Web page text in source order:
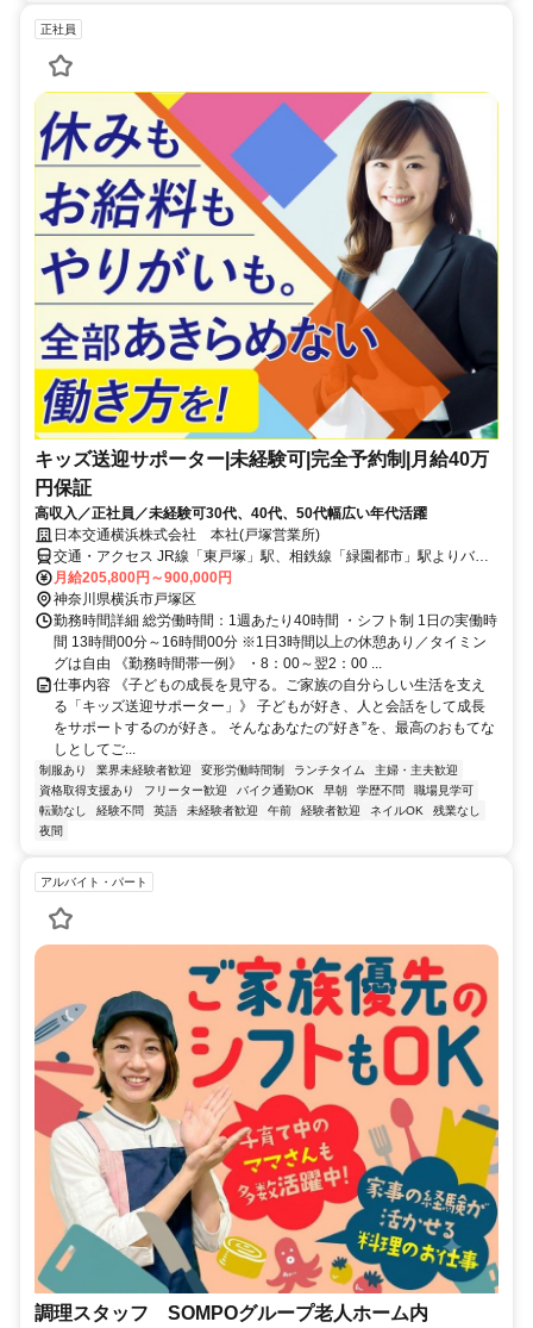
正社員
キッズ送迎サポーター|未経験可|完全予約制|月給40万
円保証
高収入／正社員／未経験可30代、40代、50代幅広い年代活躍
日本交通横浜株式会社 本社(戸塚営業所)
交通・アクセス JR線「東戸塚」駅、相鉄線「緑園都市」駅よりバス
で10分 妙法寺バス停下車徒歩5分
月給205,800円～900,000円
神奈川県横浜市戸塚区
勤務時間詳細 総労働時間：1週あたり40時間 ・シフト制 1日の実働時
間 13時間00分～16時間00分 ※1日3時間以上の休憩あり／タイミン
グは自由 《勤務時間帯一例》 ・8：00～翌2：00 ...
仕事内容 《子どもの成長を見守る。ご家族の自分らしい生活を支え
る「キッズ送迎サポーター」》 子どもが好き、人と会話をして成長
をサポートするのが好き。 そんなあなたの“好き”を、最高のおもてな
しとしてご...
制服あり 業界未経験者歓迎 変形労働時間制 ランチタイム
主婦・主夫歓迎
資格取得支援あり
フリーター歓迎 バイク通勤OK 早朝 学歴不問
職場見学可
転勤なし
経験不問 英語 未経験者歓迎 午前 経験者歓迎 ネイルOK
残業なし
夜間
アルバイト・パート
調理スタッフ SOMPOグループ老人ホーム内